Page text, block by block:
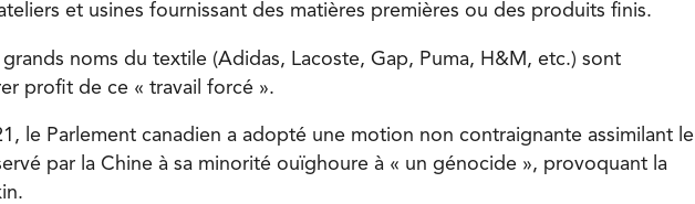
et usines fournissant des matières premières ou des produits finis.
noms du textile (Adidas, Lacoste, Gap, Puma, H&M, etc.) sont
profit de ce « travail forcé ».
le Parlement canadien a adopté une motion non contraignante assimilant le
par la Chine à sa minorité ouïghoure à « un génocide », provoquant la